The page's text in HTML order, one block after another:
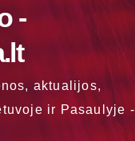
-
aktualijos,
ir Pasaulyje -